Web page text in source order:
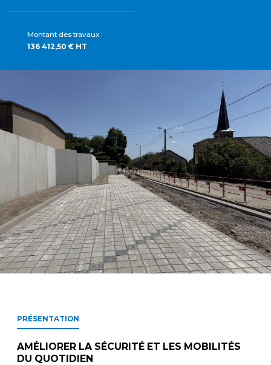
Montant des travaux :
136 412,50 € HT
PRÉSENTATION
AMÉLIORER LA SÉCURITÉ ET LES MOBILITÉS
DU QUOTIDIEN